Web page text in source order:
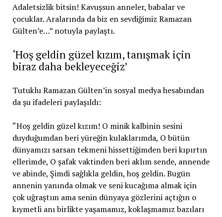
Adaletsizlik bitsin! Kavuşsun anneler, babalar ve
çocuklar. Aralarında da biz en sevdiğimiz Ramazan
Gülten’e…” notuyla paylaştı.
‘Hoş geldin güzel kızım, tanışmak için
biraz daha bekleyeceğiz’
Tutuklu Ramazan Gülten’in sosyal medya hesabından
da şu ifadeleri paylaşıldı:
“Hoş geldin güzel kızım! O minik kalbinin sesini
duyduğumdan beri yüreğin kulaklarımda, O bütün
dünyamızı sarsan tekmeni hissettiğimden beri kıpırtın
ellerimde, O şafak vaktinden beri aklım sende, annende
ve abinde, Şimdi sağlıkla geldin, hoş geldin. Bugün
annenin yanında olmak ve seni kucağıma almak için
çok uğraştım ama senin dünyaya gözlerini açtığın o
kıymetli anı birlikte yaşamamız, koklaşmamız bazıları